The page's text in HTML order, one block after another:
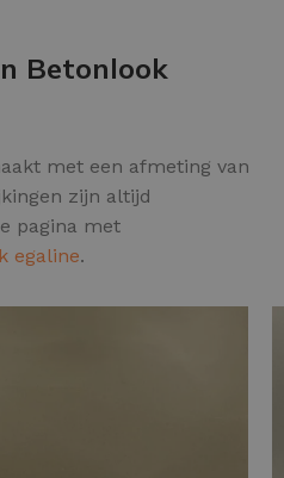
Betonlook
met een afmeting van
zijn altijd
pagina met
egaline.